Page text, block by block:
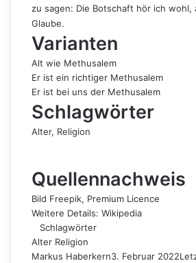
zu sagen: Die Botschaft hör ich wohl,
Glaube.
Varianten
Alt wie Methusalem
Er ist ein richtiger Methusalem
Er ist bei uns der Methusalem
Schlagwörter
Alter, Religion
Quellennachweis
Bild Freepik, Premium Licence
Weitere Details: Wikipedia
Schlagwörter
Alter Religion
Markus Haberkern3. Februar 2022